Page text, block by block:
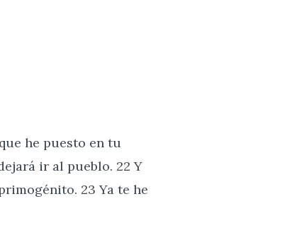
he puesto en tu
ir al pueblo. 22 Y
23 Ya te he